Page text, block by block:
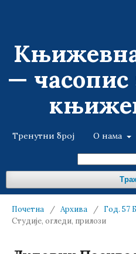
— часопис
Тренутни број О нама
Почетна / Архива / Год. 57
Студије, огледи, прилози